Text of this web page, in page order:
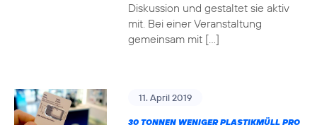
Diskussion und gestaltet sie aktiv
mit. Bei einer Veranstaltung
gemeinsam mit […]
11. April 2019
30 TONNEN WENIGER PLASTIKMÜLL PRO